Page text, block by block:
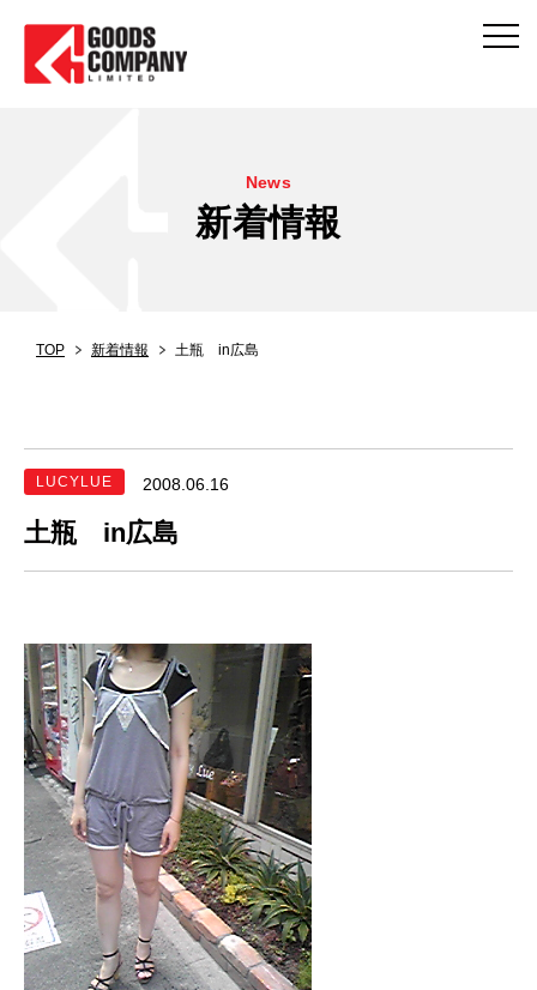
News
新着情報
TOP 新着情報 土瓶 in広島
LUCYLUE 2008.06.16
土瓶 in広島